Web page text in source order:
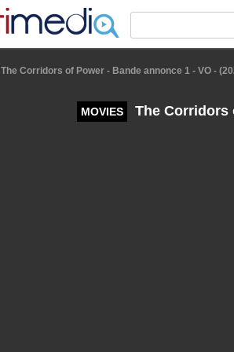
The Corridors of Power - Bande annonce 1 - VO -
MOVIES The Corridors